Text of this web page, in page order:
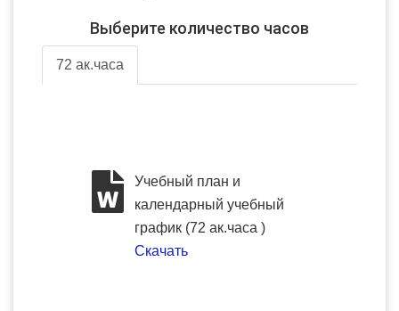
Выберите количество часов
72 ак.часа
Учебный план и
календарный учебный
график (72 ак.часа )
Скачать